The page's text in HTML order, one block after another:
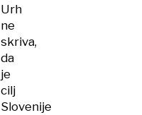
Urh
ne
skriva,
da
je
cilj
Slovenije